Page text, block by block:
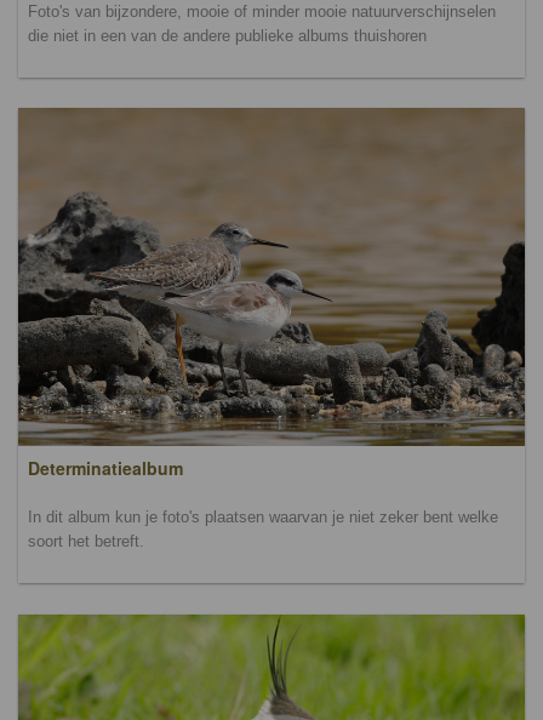
Foto's van bijzondere, mooie of minder mooie natuurverschijnselen
die niet in een van de andere publieke albums thuishoren
Determinatiealbum
In dit album kun je foto's plaatsen waarvan je niet zeker bent welke
soort het betreft.